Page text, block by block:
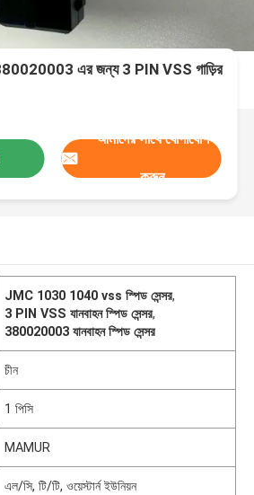
এর জন্য 3 PIN VSS গাড়ির
আমাদের সাথে যোগাযোগ
করুন
JMC 1030 1040 vss স্পিড সেন্সর,
3 PIN VSS যানবাহন স্পিড সেন্সর,
380020003 যানবাহন স্পিড সেন্সর
চীন
1 পিসি
MAMUR
এল/সি, টি/টি, ওয়েস্টার্ন ইউনিয়ন